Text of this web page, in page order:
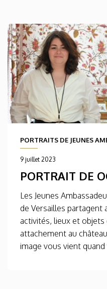
PORTRAITS DE JEUNES
9 juillet 2023
PORTRAIT DE
Les Jeunes
de Versailles partagent
activités, lieux et
attachement au
image vous vient